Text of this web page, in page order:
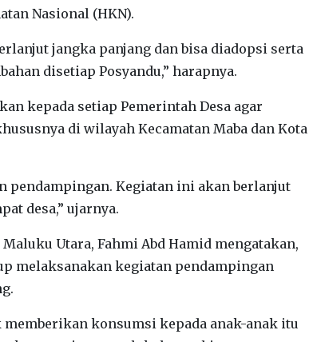
Nasional (HKN).
jangka panjang dan bisa diadopsi serta
disetiap Posyandu,” harapnya.
kepada setiap Pemerintah Desa agar
di wilayah Kecamatan Maba dan Kota
pendampingan. Kegiatan ini akan berlanjut
desa,” ujarnya.
Utara, Fahmi Abd Hamid mengatakan,
melaksanakan kegiatan pendampingan
konsumsi kepada anak-anak itu